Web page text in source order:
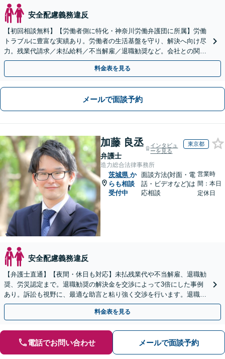
安全配慮義務違反
【初回相談無料】【労働者側に特化・神奈川労働弁護団に所属】労働
トラブルに豊富な実績あり。労働者の生活基盤を守り、解決へ向け尽
力。残業代請求／未払給料／不当解雇／退職勧奨など。会社との関係
性も考慮し、ご意向を尊重しながら丁寧に対応いたします
料金表を見る
メールで面談予約
加藤 良丞
弁護士
インタビュ
ーを見る
東京都
造力総合法律事務所
茨城県 か
らも相談
受付中
面談方法(対面・電
話・ビデオなど)は
応相談
営業時
間：本日
定休日
安全配慮義務違反
【弁護士直通】【夜間・休日も対応】未払残業代や不当解雇、退職勧
奨、労災認定まで。退職勧奨の解決金を交渉によって3倍にした事例
あり。訴訟も視野に、最適な助言と粘り強く交渉を行います。退職前
後、育休中などの状況でも歓迎。まずはご相談下さい！
料金表を見る
電話でお問い合わせ メールで面談予約